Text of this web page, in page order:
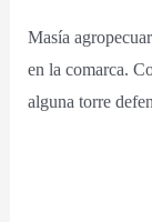
Masía
en la comarca.
alguna torre